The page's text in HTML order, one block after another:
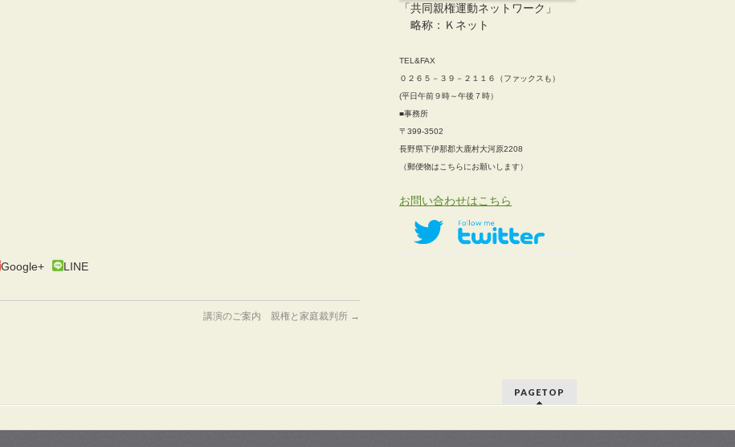
Google+ LINE
講演のご案内 親権と家庭裁判所 →
「共同親権運動ネットワーク」
略称：Ｋネット
TEL&FAX
０２６５－３９－２１１６（ファックスも）
(平日午前９時～午後７時）
■事務所
〒399-3502
長野県下伊那郡大鹿村大河原2208
（郵便物はこちらにお願いします）
お問い合わせはこちら
PAGETOP